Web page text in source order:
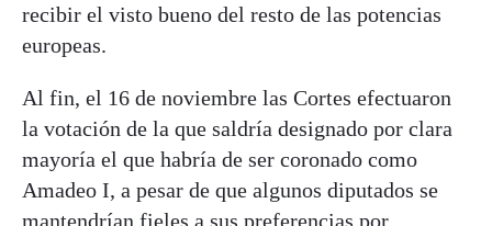
recibir el visto bueno del resto de las potencias
europeas.
Al fin, el 16 de noviembre las Cortes efectuaron
la votación de la que saldría designado por clara
mayoría el que habría de ser coronado como
Amadeo I, a pesar de que algunos diputados se
mantendrían fieles a sus preferencias por